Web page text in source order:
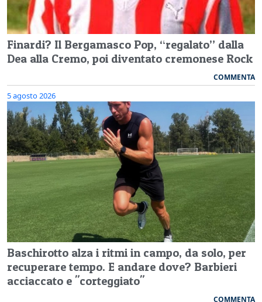
Finardi? Il Bergamasco Pop, “regalato” dalla
Dea alla Cremo, poi diventato cremonese Rock
COMMENTA
5 agosto 2026
Baschirotto alza i ritmi in campo, da solo, per
recuperare tempo. E andare dove? Barbieri
acciaccato e "corteggiato"
COMMENTA